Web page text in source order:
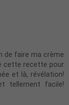
de faire ma crème
cette recette pour
et là, révélation!
tellement facile!